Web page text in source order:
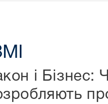
і Бізнес: